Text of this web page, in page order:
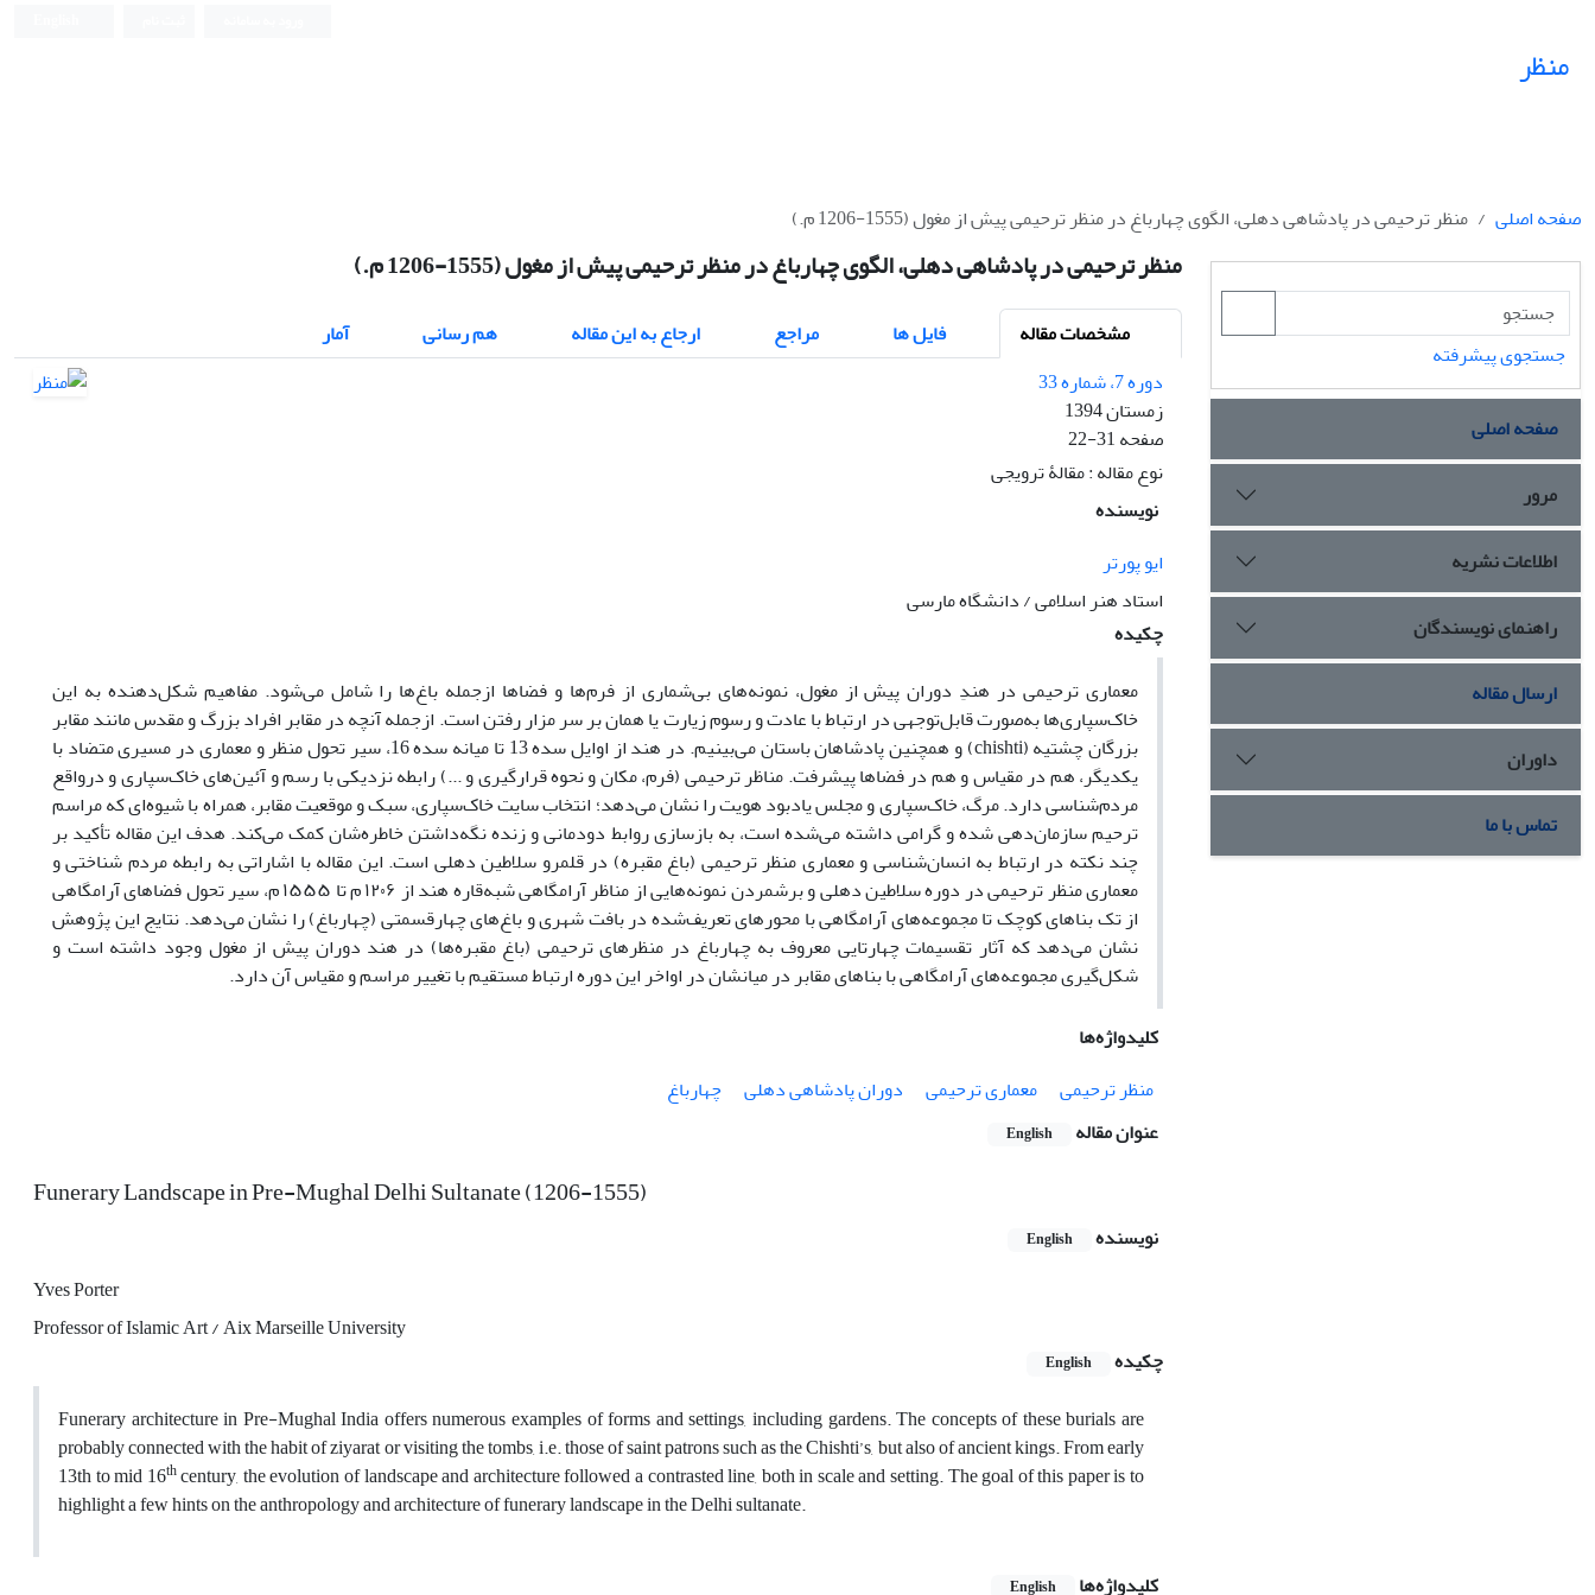
منظر
صفحه اصلی منظر ترحیمی در پادشاهی دهلی، الگوی چهارباغ در منظر ترحیمی پیش از مغول (1555-1206 م.)
منظر ترحیمی در پادشاهی دهلی، الگوی چهارباغ در منظر ترحیمی پیش از مغول (1555-1206 م.)
مشخصات مقاله فایل ها مراجع ارجاع به این مقاله هم رسانی
آمار
دوره 7، شماره 33
زمستان 1394
صفحه22-31
نوع مقاله : مقالۀ ترویجی
نویسنده
ایو پورتر
استاد هنر اسلامی / دانشگاه مارسی
چکیده
معماری ترحیمی در هندِ دوران پیش از مغول، نمونه‌های بی‌شماری از فرم‌ها و فضاها ازجمله باغ‌ها را شامل می‌شود. مفاهیم شکل‌دهنده به این
خاک‌سپاری‌ها به‌صورت قابل‌توجهی در ارتباط با عادت و رسوم زیارت یا همان بر سر مزار رفتن است. ازجمله آنچه در مقابر افراد بزرگ و مقدس مانند مقابر
بزرگان چشتیه‌ (chishti) و همچنین پادشاهان باستان می‌بینیم. در هند از اوایل سده 13 تا میانه سده 16، سیر تحول منظر و معماری در مسیری متضاد با
یکدیگر، هم در مقیاس و هم در فضاها پیشرفت. مناظر ترحیمی (فرم، مکان و نحوه قرارگیری و ...)‌ رابطه نزدیکی با رسم و آئین‌های خاک‌سپاری و درواقع
مردم‌شناسی دارد. مرگ، خاک‌سپاری و مجلس یادبود هویت را نشان می‌دهد؛ انتخاب سایت خاک‌سپاری، سبک و موقعیت مقابر، همراه با شیوه‌ای که مراسم
ترحیم سازمان‌دهی شده و گرامی داشته می‌شده است، به بازسازی روابط دودمانی و زنده نگه‌داشتن خاطره‌شان کمک می‌کند. هدف این مقاله تأکید بر
چند نکته در ارتباط به انسان‌شناسی و معماری منظر ترحیمی (باغ مقبره) در قلمرو سلاطین دهلی است. این مقاله با اشاراتی به رابطه مردم شناختی و
معماری منظر ترحیمی در دوره سلاطین دهلی و برشمردن نمونه‌هایی از مناظر آرامگاهی شبه‌قاره هند از ۱۲۰۶ م تا ۱۵۵۵ م، سیر تحول فضاهای آرامگاهی
از تک بناهای کوچک تا مجموعه‌های آرامگاهی با محورهای تعریف‌شده در بافت شهری و باغ‌های چهارقسمتی (چهارباغ) را نشان می‌دهد. نتایج این پژوهش
نشان می‌دهد که آثار تقسیمات چهارتایی معروف به چهارباغ در منظرهای ترحیمی (باغ مقبره‌ها) در هند دوران پیش از مغول وجود داشته است و
شکل‌گیری مجموعه‌های آرامگاهی با بناهای مقابر در میانشان در اواخر این دوره ارتباط مستقیم با تغییر مراسم و مقیاس آن دارد.
کلیدواژه‌ها
منظر ترحیمی
معماری ترحیمی دوران پادشاهی دهلی
چهارباغ
عنوان مقاله
English
Funerary Landscape in Pre-Mughal Delhi Sultanate (1206-1555)
نویسنده English
Yves Porter
Professor of Islamic Art / Aix Marseille University
چکیده
English
Funerary architecture in Pre-Mughal India offers numerous examples of forms and settings, including gardens. The concepts of these burials are
probably connected with the habit of ziyarat or visiting the tombs, i.e. those of saint patrons such as the Chishti’s, but also of ancient kings. From early
13th to mid 16thcentury, the evolution of landscape and architecture followed a contrasted line, both in scale and setting. The goal of this paper is to
highlight a few hints on the anthropology and architecture of funerary landscape in the Delhi sultanate.
کلیدواژه‌ها English
جستجوی پیشرفته
صفحه اصلی
مرور
اطلاعات نشریه
راهنمای نویسندگان
ارسال مقاله
داوران
تماس با ما